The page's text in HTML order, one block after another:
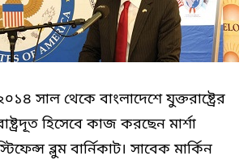
সাল থেকে বাংলাদেশে যুক্তরাষ্ট্রের
হিসেবে কাজ করছেন মার্শা
ব্লুম বার্নিকাট। সাবেক মার্কিন